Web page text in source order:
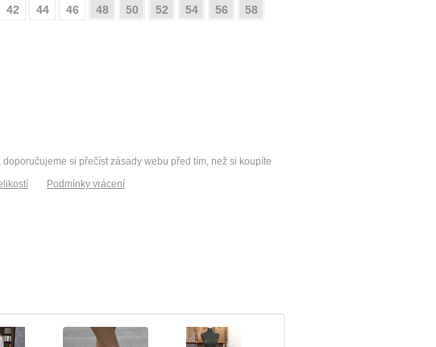
42 44 46 48 50 52 54 56
58
si přečíst zásady webu před tím, než si koupíte
Podmínky vrácení